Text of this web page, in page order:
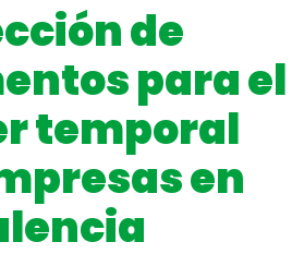
de
para el
temporal
en